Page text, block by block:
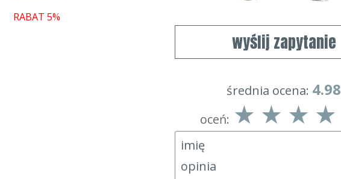
RABAT 5%
wyślij zapytanie
średnia ocena: 4.98
oceń: